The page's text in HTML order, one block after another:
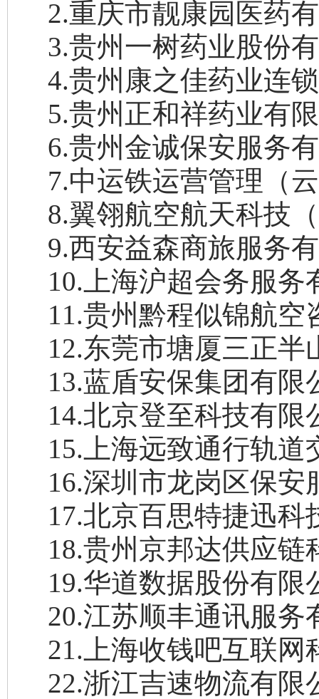
2.重庆市靓康园医药
3.贵州一树药业股份
4.贵州康之佳药业连
5.贵州正和祥药业有
6.贵州金诚保安服务
7.中运铁运营管理（
8.翼翎航空航天科技
9.西安益森商旅服务
10. 上海沪超会务服务
11.贵州黔程似锦航空
12.东莞市塘厦三正半
13.蓝盾安保集团有限
14.北京登至科技有限
15. 上海远致通行轨
16.深圳市龙岗区保安
17.北京百思特捷迅科
18.贵州京邦达供应链
19.华道数据股份有限
20.江苏顺丰通讯服务
21. 上海收钱吧互联
22.浙江吉速物流有限